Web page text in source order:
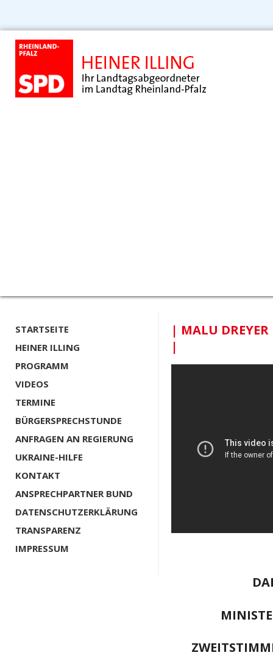
STARTSEITE
HEINER ILLING
PROGRAMM
VIDEOS
TERMINE
BÜRGERSPRECHSTUNDE
ANFRAGEN AN REGIERUNG
UKRAINE-HILFE
KONTAKT
ANSPRECHPARTNER BUND
DATENSCHUTZERKLÄRUNG
TRANSPARENZ
IMPRESSUM
| MALU
|